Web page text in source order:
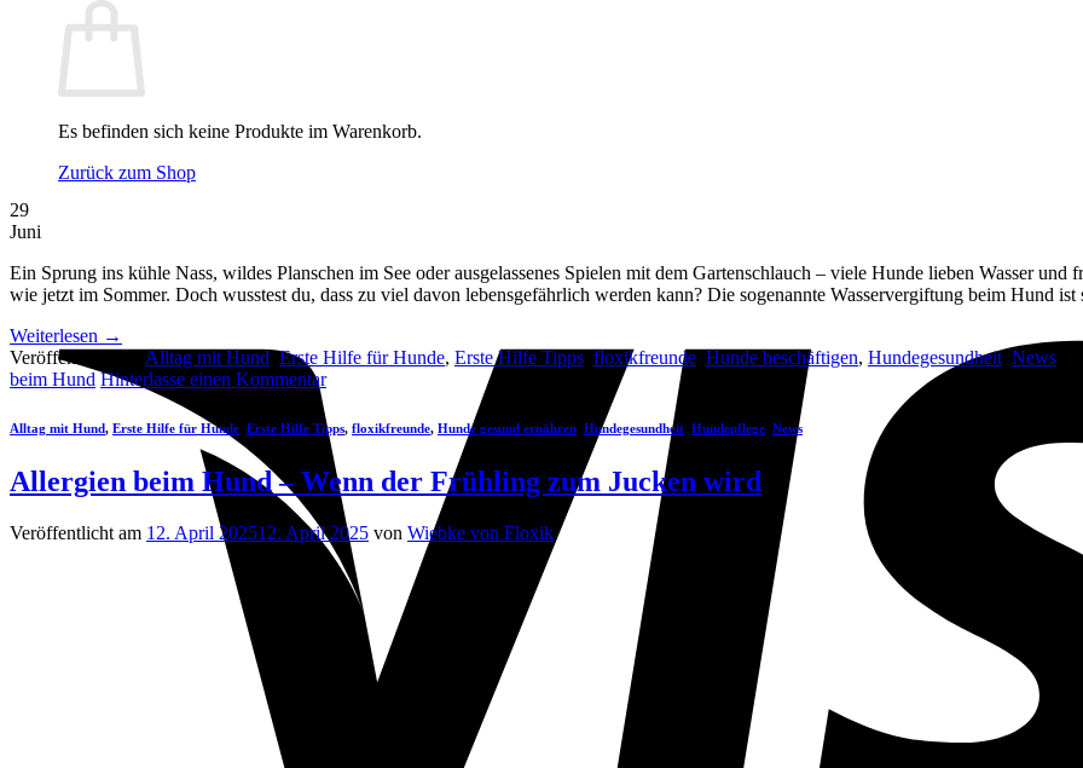
Es befinden sich keine Produkte im Warenkorb.
Zurück zum Shop
29
Juni
Ein Sprung ins kühle Nass, wildes Planschen im See oder ausgelassenes Spielen mit dem Gartenschlauch – viele Hunde lieben Wasser
wie jetzt im Sommer. Doch wusstest du, dass zu viel davon lebensgefährlich werden kann? Die sogenannte Wasservergiftung beim Hund
Weiterlesen →
Veröffentlicht am Alltag mit Hund,Erste Hilfe für Hunde, Erste Hilfe Tipps floxikfreunde Hunde beschäftigen, Hundegesundheit News
beim Hund Hinterlasse einen Kommentar
Alltag mit Hund, Erste Hilfe für Hunde Erste Hilfe Tipps, floxikfreunde, Hunde gesund ernähren Hundegesundheit Hundepflege News
Allergien beim Hund – Wenn der Frühling zum Jucken wird
Veröffentlicht am 12. April 202512. April 2025 von Wiebke von Floxik